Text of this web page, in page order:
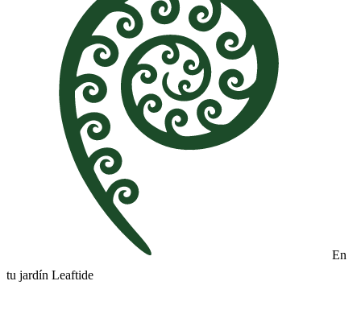
En
tu jardín Leaftide